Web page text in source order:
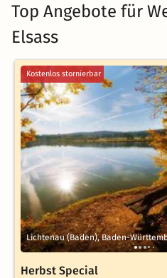
Top Angebote für
Elsass
Kostenlos stornierbar
Lichtenau (Baden), Baden-
Herbst Special